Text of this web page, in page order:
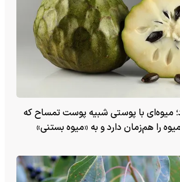
میوه‌ای با پوستی شبیه پوست تمساح که
را هم‌زمان دارد و به «میوه بستنی»